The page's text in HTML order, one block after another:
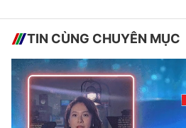
TIN CÙNG CHUYÊN MỤC